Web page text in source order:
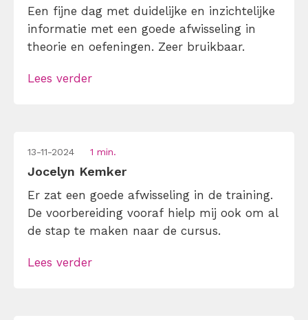
Een fijne dag met duidelijke en inzichtelijke
informatie met een goede afwisseling in
theorie en oefeningen. Zeer bruikbaar.
Lees verder
13-11-2024 1 min.
Jocelyn Kemker
Er zat een goede afwisseling in de training.
De voorbereiding vooraf hielp mij ook om al
de stap te maken naar de cursus.
Lees verder